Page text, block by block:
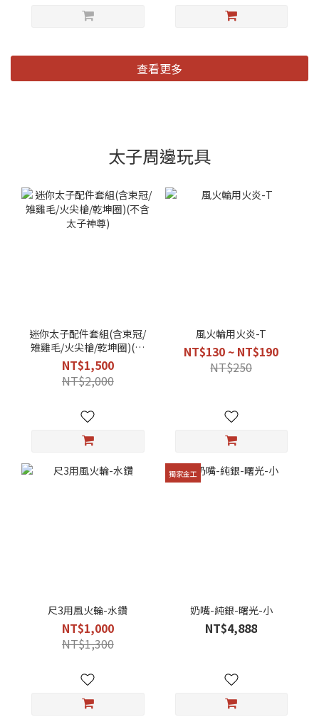
查看更多
太子周邊玩具
迷你太子配件套組(含束冠/
雉雞毛/火尖槍/乾坤圈)(不
含太子神尊)
NT$1,500
NT$2,000
風火輪用火炎-T
NT$130 ~ NT$190
NT$250
尺3用風火輪-水鑽
NT$1,000
NT$1,300
獨家金工
奶嘴-純銀-曙光-小
NT$4,888